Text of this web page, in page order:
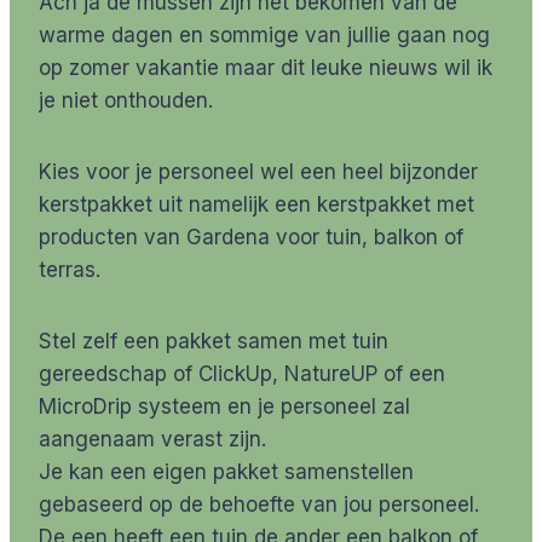
warme dagen en sommige van jullie gaan nog
op zomer vakantie maar dit leuke nieuws wil ik
je niet onthouden.
Kies voor je personeel wel een heel bijzonder
kerstpakket uit namelijk een kerstpakket met
producten van Gardena voor tuin, balkon of
terras.
Stel zelf een pakket samen met tuin
gereedschap of ClickUp, NatureUP of een
MicroDrip systeem en je personeel zal
aangenaam verast zijn.
Je kan een eigen pakket samenstellen
gebaseerd op de behoefte van jou personeel.